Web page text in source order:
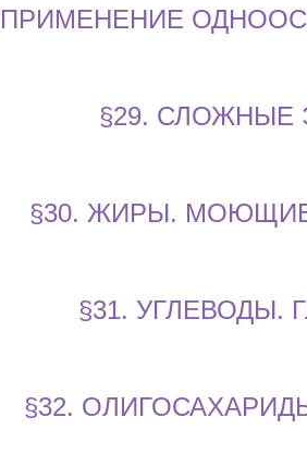
ПРИМЕНЕНИЕ
§29. СЛОЖНЫЕ
§30. ЖИРЫ.
§31. УГЛЕВОДЫ.
§32.